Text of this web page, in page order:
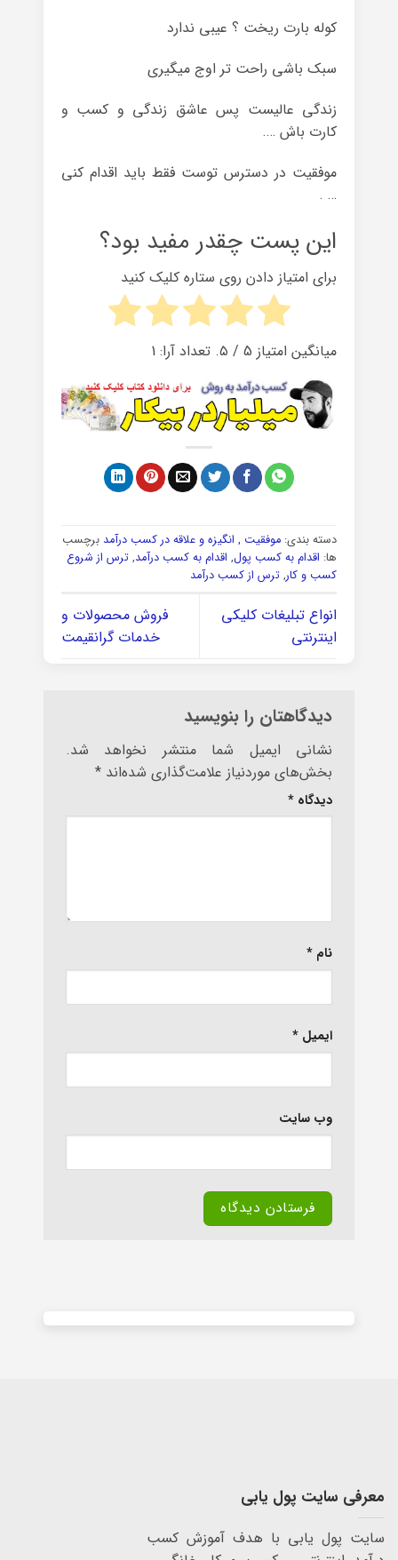
کوله بارت ریخت ؟ عیبی ندارد
سبک باشی راحت تر اوج میگیری
زندگی عالیست پس عاشق زندگی و کسب و
کارت باش ….
موفقیت در دسترس توست فقط باید اقدام کنی
… .
این پست چقدر مفید بود؟
برای امتیاز دادن روی ستاره کلیک کنید
میانگین امتیاز 5/ ۵. تعداد آرا: 1
دسته بندی: موفقیت , انگیزه و علاقه در کسب درآمد برچسب
ها: اقدام به کسب پول, اقدام به کسب درآمد, ترس از شروع
کسب و کار, ترس از کسب درآمد
انواع تبلیغات کلیکی
اینترنتی
فروش محصولات و
خدمات گرانقیمت
دیدگاهتان را بنویسید
نشانی ایمیل شما منتشر نخواهد شد.
بخش‌های موردنیاز علامت‌گذاری شده‌اند *
دیدگاه *
نام *
ایمیل *
وب‌ سایت
معرفی سایت پول یابی
سایت پول یابی با هدف آموزش کسب